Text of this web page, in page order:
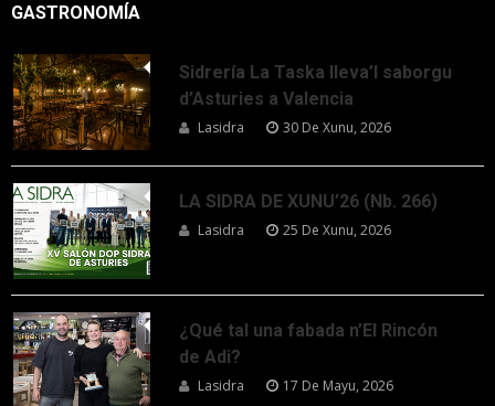
GASTRONOMÍA
Sidrería La Taska lleva’l saborgu
d’Asturies a Valencia
Lasidra 30 De Xunu, 2026
LA SIDRA DE XUNU’26 (Nb. 266)
Lasidra 25 De Xunu, 2026
¿Qué tal una fabada n’El Rincón
de Adi?
Lasidra 17 De Mayu, 2026